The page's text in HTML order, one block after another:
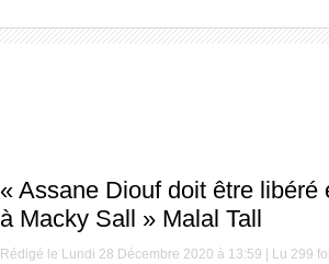
« Assane Diouf doit être
à Macky Sall » Malal Tall
Rédigé le Lundi 28 Décembre 2020 à 13:59 | Lu 299